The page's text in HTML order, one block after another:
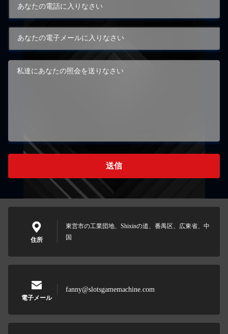
送信
住所
東営市の工業団地、Shixinの道、番禺区、広東省、中
国
電子メール
fanny@slotsgamemachine.com